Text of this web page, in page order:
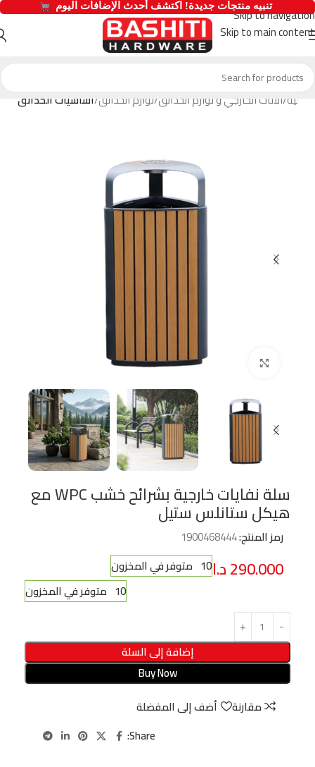
Skip to navigation
Skip to main content
الاثاث الخارجي و لوازم الحدائق لوازم الحدائق أساسيات الحدائق
Click to enlarge
سلة نفايات خارجية بشرائح خشب WPC مع
هيكل ستانلس ستيل
رمز المنتج:1900468444
290.000د.ا10 متوفر في المخزون
10 متوفر في المخزون
إضافة إلى السلة
Buy Now
مقارنة
أضف إلى المفضلة
Share:
  تنبيه منتجات جديدة! اكتشف أحدث الإضافات اليوم